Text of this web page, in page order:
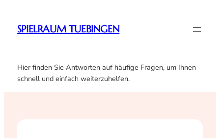
springen
SPIELRAUM TUEBINGEN
Hier finden Sie Antworten auf häufige Fragen, um Ihnen
schnell und einfach weiterzuhelfen.